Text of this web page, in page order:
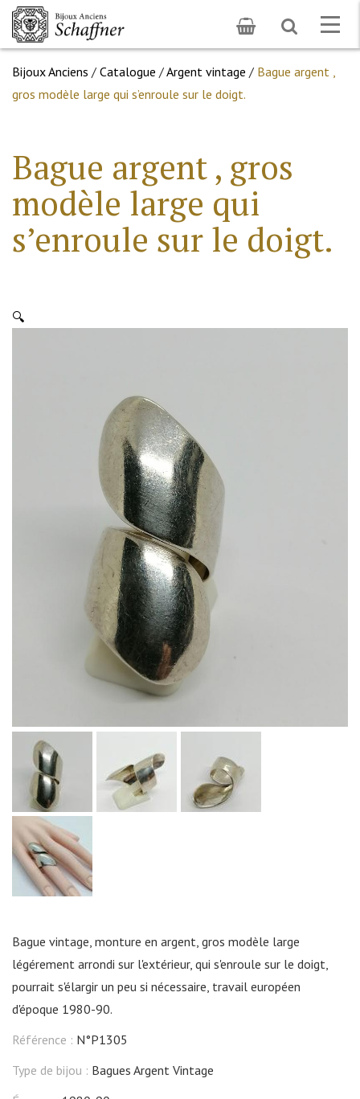
Toggle
search
Bijoux Anciens / Catalogue /Argent vintage / Bague argent ,
gros modèle large qui s’enroule sur le doigt.
Bague argent , gros
modèle large qui
s’enroule sur le doigt.
🔍
Bague vintage, monture en argent, gros modèle large
légérement arrondi sur l'extérieur, qui s'enroule sur le doigt,
pourrait s'élargir un peu si nécessaire, travail européen
d'époque 1980-90.
Référence : N°P1305
Type de bijou : Bagues Argent Vintage